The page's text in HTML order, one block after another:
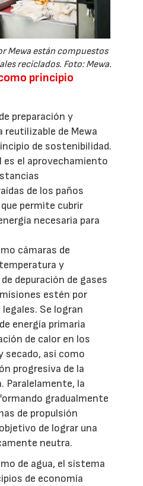
Mewa están compuestos
reciclados. Foto: Mewa.
principio
preparación y
de Mewa
de sostenibilidad.
el aprovechamiento
de los paños
permite cubrir
necesaria para
cámaras de
y
depuración de gases
estén por
Se logran
energía primaria
de calor en los
secado, así como
progresiva de la
la
gradualmente
de propulsión
de lograr una
neutra.
de agua, el sistema
de economía